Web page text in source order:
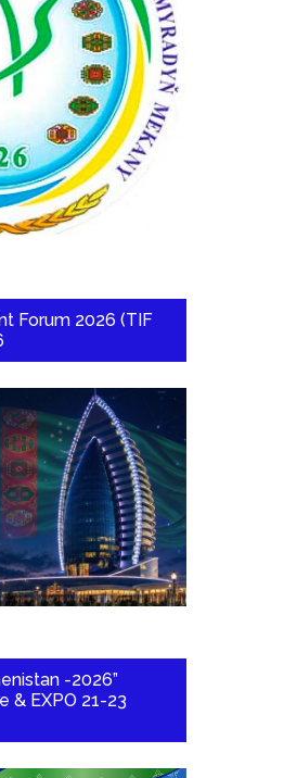
Forum 2026 (TIF
-2026”
& EXPO 21-23